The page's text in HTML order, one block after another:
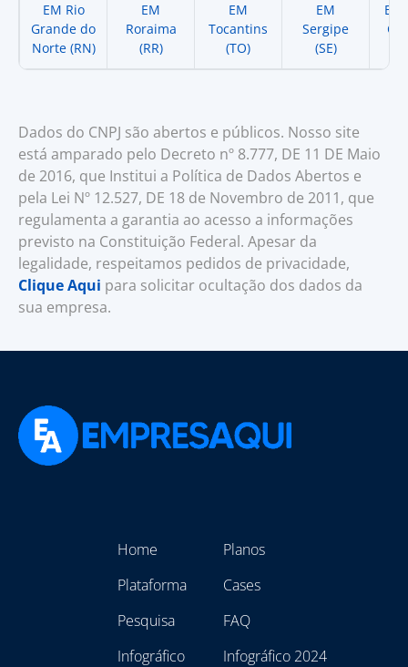
EM Rio
Grande do
Norte (RN)
EM
Roraima
(RR)
EM
Tocantins
(TO)
EM
Sergipe
(SE)
EM
Dados do CNPJ são abertos e públicos. Nosso site
está amparado pelo Decreto nº 8.777, DE 11 DE Maio
de 2016, que Institui a Política de Dados Abertos e
pela Lei Nº 12.527, DE 18 de Novembro de 2011, que
regulamenta a garantia ao acesso a informações
previsto na Constituição Federal. Apesar da
legalidade, respeitamos pedidos de privacidade,
Clique Aqui para solicitar ocultação dos dados da
sua empresa.
Home
Plataforma
Pesquisa
Infográfico
Planos
Cases
FAQ
Infográfico 2024